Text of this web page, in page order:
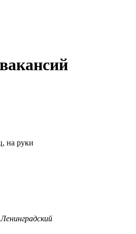
на руки